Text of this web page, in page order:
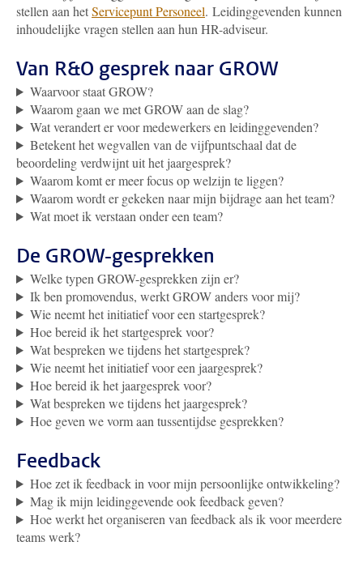
stellen aan hetServicepunt Personeel. Leidinggevenden kunnen
inhoudelijke vragen stellen aan hun HR-adviseur.
Van R&O gesprek naar GROW
Waarvoor staat GROW?
Waarom gaan we met GROW aan de slag?
Wat verandert er voor medewerkers en leidinggevenden?
Betekent het wegvallen van de vijfpuntschaal dat de
beoordeling verdwijnt uit het jaargesprek?
Waarom komt er meer focus op welzijn te liggen?
Waarom wordt er gekeken naar mijn bijdrage aan het team?
Wat moet ik verstaan onder een team?
De GROW-gesprekken
Welke typen GROW-gesprekken zijn er?
Ik ben promovendus, werkt GROW anders voor mij?
Wie neemt het initiatief voor een startgesprek?
Hoe bereid ik het startgesprek voor?
Wat bespreken we tijdens het startgesprek?
Wie neemt het initiatief voor een jaargesprek?
Hoe bereid ik het jaargesprek voor?
Wat bespreken we tijdens het jaargesprek?
Hoe geven we vorm aan tussentijdse gesprekken?
Feedback
Hoe zet ik feedback in voor mijn persoonlijke ontwikkeling?
Mag ik mijn leidinggevende ook feedback geven?
Hoe werkt het organiseren van feedback als ik voor meerdere
teams werk?